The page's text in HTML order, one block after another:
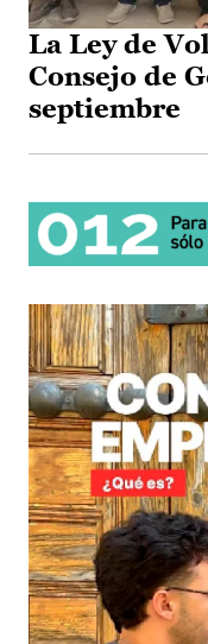
La Ley de
Consejo de
septiembre